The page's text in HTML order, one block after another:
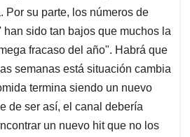
Por su parte, los números de
sido tan bajos que muchos la
fracaso del año". Habrá que
semanas está situación cambia
termina siendo un nuevo
de ser así, el canal debería
un nuevo hit que no los